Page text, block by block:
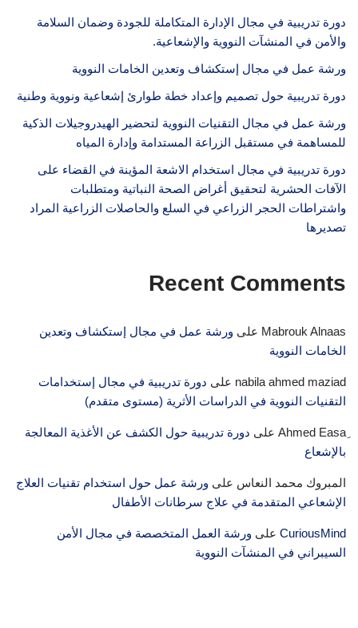
دورة تدريبية في مجال الإدارة المتكاملة للجودة وضمان السلامة
والأمن في المنشآت النووية والإشعاعية.
ورشة عمل في مجال إستكشاف وتعدين الخامات النووية
دورة تدريبية حول تصميم وإعداد خطة طوارئ إشعاعية ونووية وطنية
ورشة عمل في مجال التقنيات النووية لتحضير الهيدروجيلات الذكية
للمساهمة في مستقبل الزراعة المستدامة وإدارة المياه
دورة تدريبية في مجال استخدام الاشعة المؤينة في القضاء على
الآفات الحشرية لتحقيق أغراض الصحة النباتية ومتطلبات
واشتراطات الحجر الزراعي في السلع والحاصلات الزراعية المراد
تصديرها
Recent Comments
Mabrouk Alnaas على ورشة عمل في مجال إستكشاف وتعدين
الخامات النووية
nabila ahmed maziad على دورة تدريبية في مجال إستخدامات
التقنيات النووية في الدراسات الأثرية (مستوى متقدم)
على دورة تدريبية حول الكشف عن الأغذية المعالجة
بالإشعاع
المبروك محمد النعاس على ورشة عمل حول استخدام تقنيات العلاج
الإشعاعي المتقدمة في علاج سرطانات الأطفال
CuriousMind على ورشة العمل المتخصصة في مجال الأمن
السيبراني في المنشآت النووية